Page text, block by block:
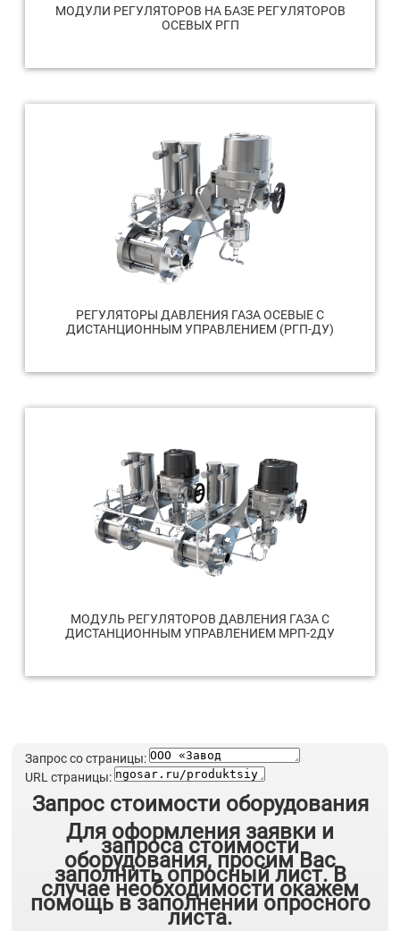
МОДУЛИ РЕГУЛЯТОРОВ НА БАЗЕ РЕГУЛЯТОРОВ
ОСЕВЫХ РГП
РЕГУЛЯТОРЫ ДАВЛЕНИЯ ГАЗА ОСЕВЫЕ С
ДИСТАНЦИОННЫМ УПРАВЛЕНИЕМ (РГП-ДУ)
МОДУЛЬ РЕГУЛЯТОРОВ ДАВЛЕНИЯ ГАЗА С
ДИСТАНЦИОННЫМ УПРАВЛЕНИЕМ МРП-2ДУ
Запрос со страницы:
URL страницы:
Запрос стоимости оборудования
Для оформления заявки и
запроса стоимости
оборудования, просим Вас
заполнить опросный лист. В
случае необходимости окажем
помощь в заполнении опросного
листа.